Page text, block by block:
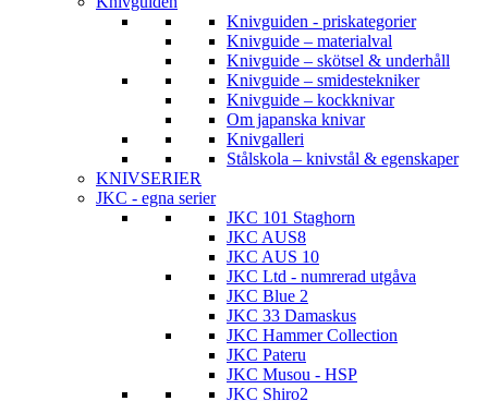
Knivguiden - priskategorier
Knivguide – materialval
Knivguide – skötsel & underhåll
Knivguide – smidestekniker
Knivguide – kockknivar
Om japanska knivar
Knivgalleri
Stålskola – knivstål & egenskaper
KNIVSERIER
JKC - egna serier
JKC 101 Staghorn
JKC AUS8
JKC AUS 10
JKC Ltd - numrerad utgåva
JKC Blue 2
JKC 33 Damaskus
JKC Hammer Collection
JKC Pateru
JKC Musou - HSP
JKC Shiro2